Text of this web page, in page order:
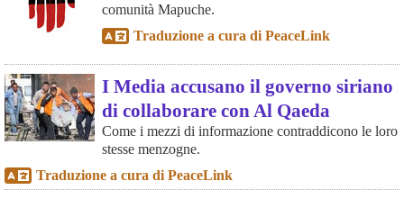
comunità Mapuche.
Traduzione a cura di PeaceLink
I Media accusano il governo siriano
di collaborare con Al Qaeda
Come i mezzi di informazione contraddicono le loro
stesse menzogne.
Traduzione a cura di PeaceLink